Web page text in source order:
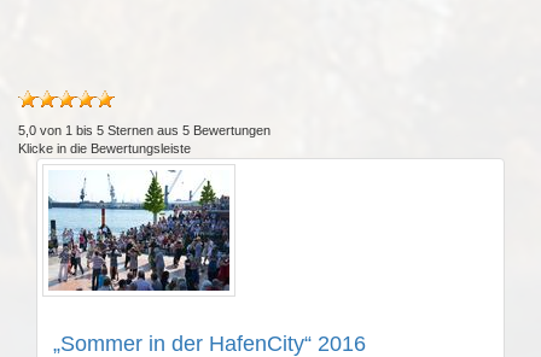
5,0 von 1 bis 5 Sternen aus 5 Bewertungen
Klicke in die Bewertungsleiste
„Sommer in der HafenCity“ 2016